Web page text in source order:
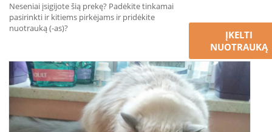
Neseniai įsigijote šią prekę? Padėkite tinkamai
pasirinkti ir kitiems pirkėjams ir pridėkite
nuotrauką (-as)?
ĮKELTI
NUOTRAUKĄ